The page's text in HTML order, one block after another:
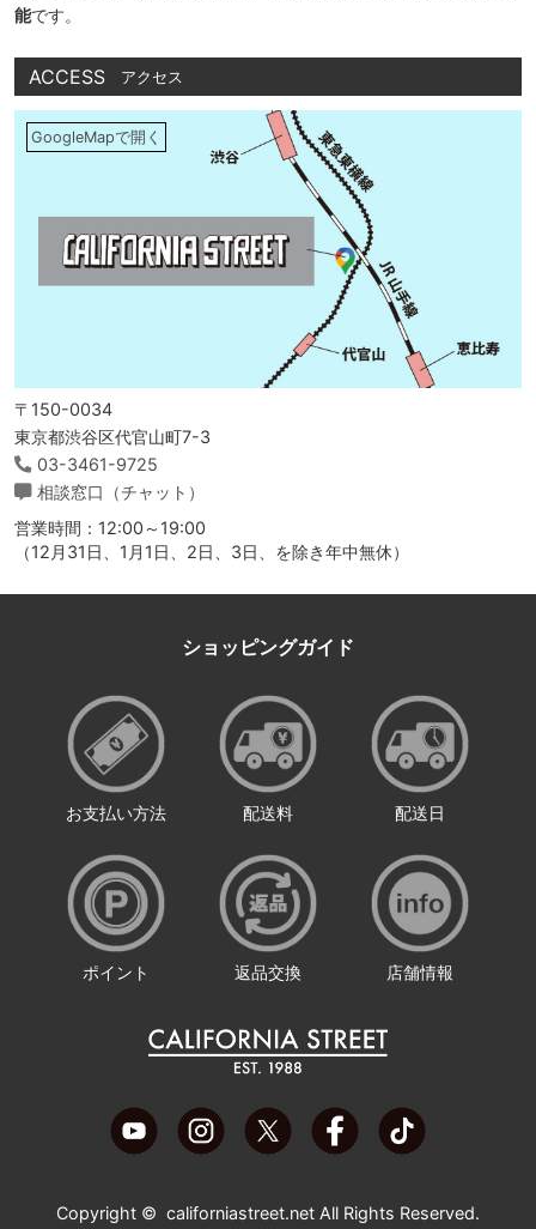
能です。
ACCESS アクセス
GoogleMapで開く
〒150-0034
東京都渋谷区代官山町7-3
03-3461-9725
相談窓口（チャット）
営業時間：12:00～19:00
（12月31日、1月1日、2日、3日、を除き年中無休）
ショッピングガイド
お支払い方法 配送料 配送日
ポイント 返品交換 店舗情報
Copyright © californiastreet.net All Rights Reserved.